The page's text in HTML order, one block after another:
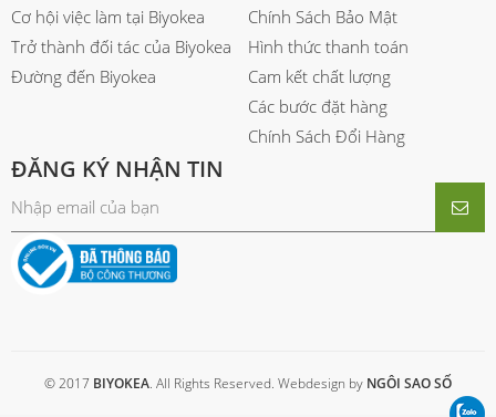
Cơ hội việc làm tại Biyokea
Trở thành đối tác của Biyokea
Đường đến Biyokea
Chính Sách Bảo Mật
Hình thức thanh toán
Cam kết chất lượng
Các bước đặt hàng
Chính Sách Đổi Hàng
ĐĂNG KÝ NHẬN TIN
© 2017 BIYOKEA. All Rights Reserved. Webdesign by NGÔI SAO SỐ